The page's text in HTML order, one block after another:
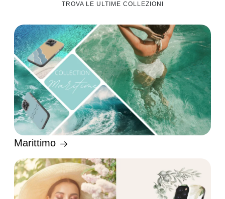
TROVA LE ULTIME COLLEZIONI
Marittimo